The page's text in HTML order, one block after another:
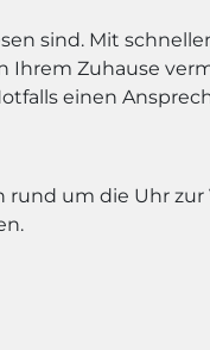
sind. Mit
Ihrem Zuhause
einen
um die Uhr zur